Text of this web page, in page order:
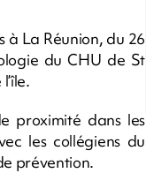
à La Réunion, du 26
du CHU de St
proximité dans les
les collégiens du
prévention.